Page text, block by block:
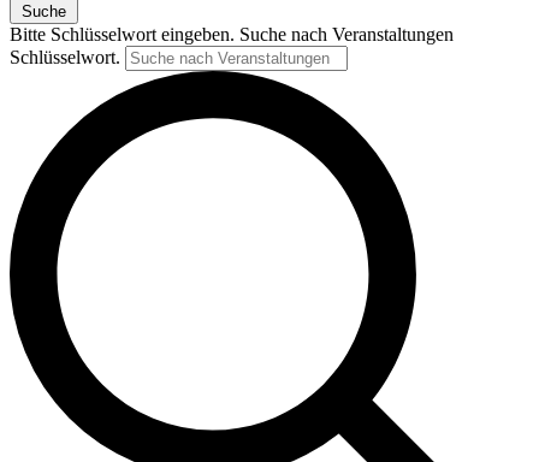
Suche
Bitte Schlüsselwort eingeben. Suche nach Veranstaltungen
Schlüsselwort.